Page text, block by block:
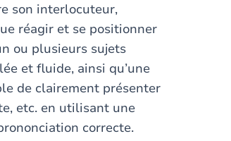
son interlocuteur,
réagir et se positionner
ou plusieurs sujets
et fluide, ainsi qu’une
de clairement présenter
etc. en utilisant une
correcte.